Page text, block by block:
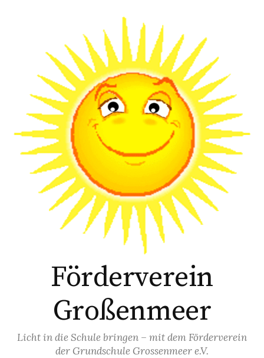
Förderverein
Großenmeer
Licht in die Schule bringen – mit dem Förderverein
der Grundschule Grossenmeer e.V.